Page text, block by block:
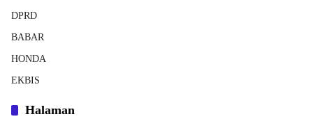
DPRD
BABAR
HONDA
EKBIS
Halaman